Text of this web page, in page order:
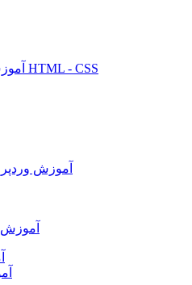
آموزش HTML - CSS
آموزش
آموزش